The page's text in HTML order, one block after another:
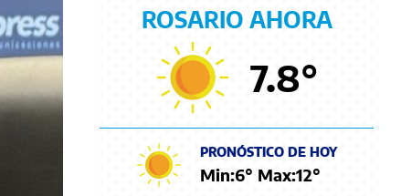
ROSARIO AHORA
7.8°
PRONÓSTICO DE HOY
Min:6° Max:12°